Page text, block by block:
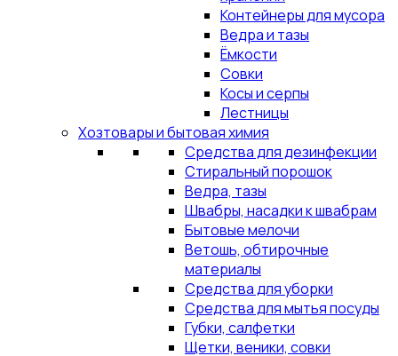
Контейнеры для мусора
Ведра и тазы
Ёмкости
Совки
Косы и серпы
Лестницы
Хозтовары и бытовая химия
Средства для дезинфекции
Стиральный порошок
Ведра, тазы
Швабры, насадки к швабрам
Бытовые мелочи
Ветошь, обтирочные
материалы
Средства для уборки
Средства для мытья посуды
Губки, салфетки
Щетки, веники, совки